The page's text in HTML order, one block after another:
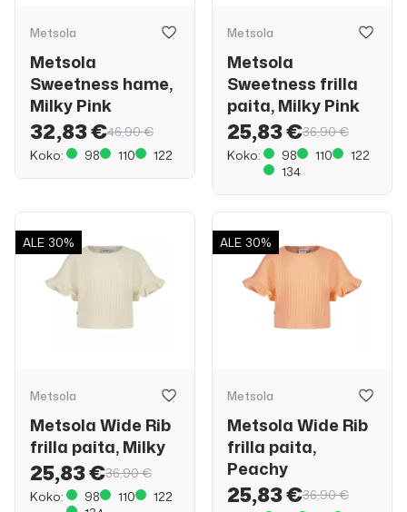
Metsola
Metsola
Sweetness hame,
Milky Pink
32,83 €46,90 €
Koko:
98 110 122
Metsola
Metsola
Sweetness frilla
paita, Milky Pink
25,83 €36,90 €
Koko:
98 110
122
134
ALE 30%
Metsola
Metsola Wide Rib
frilla paita, Milky
25,83 €36,90 €
Koko:
98 110
122
ALE 30%
Metsola
Metsola Wide Rib
frilla paita,
Peachy
25,83 €36,90 €